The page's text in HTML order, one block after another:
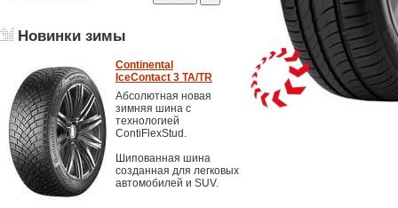
Новинки зимы
Continental
IceContact 3 TA/TR
Абсолютная новая
зимняя шина с
технологией
ContiFlexStud.
Шипованная шина
созданная для легковых
автомобилей и SUV.